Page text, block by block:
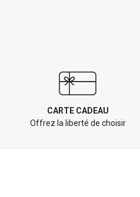
CARTE CADEAU
Offrez la liberté de choisir